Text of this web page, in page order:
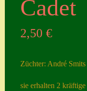
Cadet
2,50€
Züchter: André
sie erhalten 2